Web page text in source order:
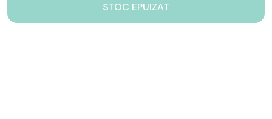
STOC EPUIZAT